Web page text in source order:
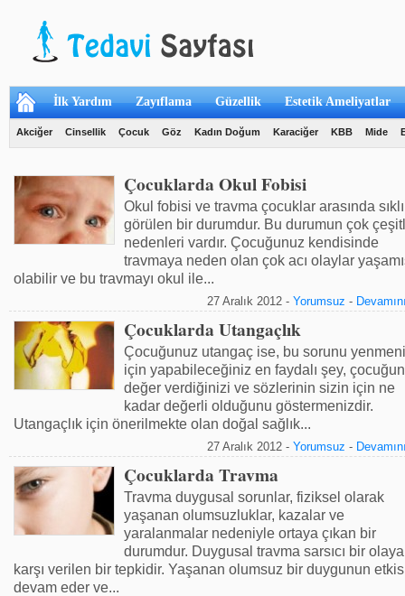
İlk Yardım Zayıflama Güzellik Estetik Ameliyatlar
Akciğer Cinsellik Çocuk Göz Kadın Doğum Karaciğer KBB Mide
Çocuklarda Okul Fobisi
Okul fobisi ve travma çocuklar arasında
görülen bir durumdur. Bu duru­mun çok
nedenleri vardır. Çocuğunuz kendisinde
travmaya neden olan çok acı olaylar
olabilir ve bu travmayı okul ile...
27 Aralık 2012 - Yorumsuz -
Çocuklarda Utangaçlık
Çocuğunuz utangaç ise, bu sorunu
için yapabileceğiniz en faydalı şey,
değer verdiğinizi ve sözlerinin sizin için ne
kadar değerli olduğunu göstermenizdir.
Utangaçlık için önerilmekte olan doğal sağlık...
27 Aralık 2012 - Yorumsuz -
Çocuklarda Travma
Travma duygusal sorunlar, fiziksel olarak
yaşanan olumsuzluklar, kazalar ve
yaralanmalar nedeniyle ortaya çıkan bir
durumdur. Duygusal travma sarsıcı bir olaya
karşı verilen bir tepkidir. Yaşanan olumsuz bir duygunun
devam eder ve...